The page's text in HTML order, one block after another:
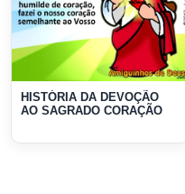
HISTÓRIA DA DEVOÇÃO
AO SAGRADO CORAÇÃO